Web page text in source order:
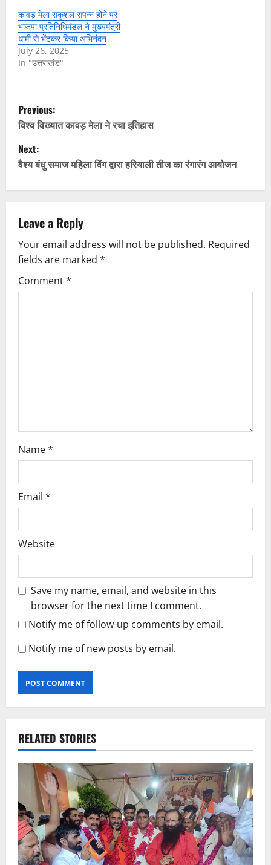
कांवड़ मेला सकुशल संपन्न होने पर
भाजपा प्रतिनिधिमंडल ने मुख्यमंत्री
धामी से भेंटकर किया अभिनंदन
July 26, 2025
In "उत्तराखंड"
P
o
s
a
v
i
n
Previous:
विश्व विख्यात कावड़ मेला ने रचा इतिहास
Next:
वैश्य बंधु समाज महिला विंग द्वारा हरियाली तीज का रंगारंग आयोजन
Leave a Reply
Your email address will not be published. Required
fields are marked *
Comment*
Name*
Email *
Website
Save my name, email, and website in this
browser for the next time I comment.
Notify me of follow-up comments by email.
Notify me of new posts by email.
RELATED STORIES